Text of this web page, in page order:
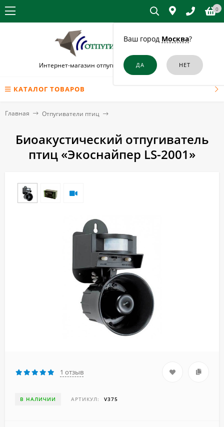
Ваш город Москва?
0
Интернет-магазин отпугивателей птиц в Шатуре
КАТАЛОГ ТОВАРОВ
Главная Отпугиватели птиц
Биоакустический отпугиватель
птиц «Экоснайпер LS-2001»
1 отзыв
В НАЛИЧИИ АРТИКУЛ: V375